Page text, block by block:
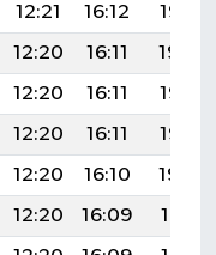
12:21 16:12
19:25
12:20 16:11
19:24
12:20 16:11
19:23
12:20 16:11
19:22
12:20 16:10
19:20
12:20 16:09
19:19